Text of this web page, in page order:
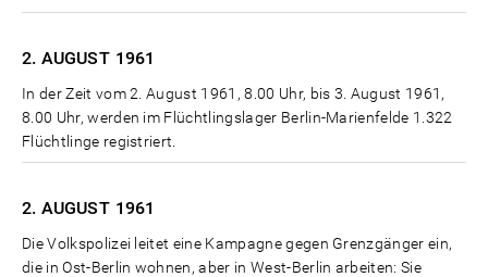
2. AUGUST 1961
In der Zeit vom 2. August 1961, 8.00 Uhr, bis 3. August 1961,
8.00 Uhr, werden im Flüchtlingslager Berlin-Marienfelde 1.322
Flüchtlinge registriert.
2. AUGUST 1961
Die Volkspolizei leitet eine Kampagne gegen Grenzgänger ein,
die in Ost-Berlin wohnen, aber in West-Berlin arbeiten: Sie